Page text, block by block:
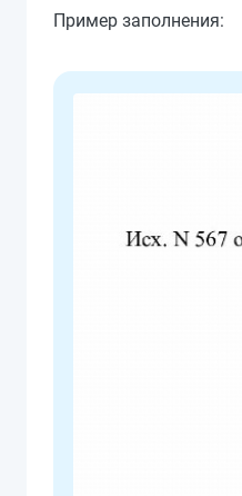
Пример заполнения: